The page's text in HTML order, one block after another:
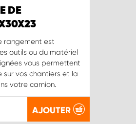
DE
rangement est
outils ou du matériel
vous permettent
vos chantiers et la
votre camion.
AJOUTER